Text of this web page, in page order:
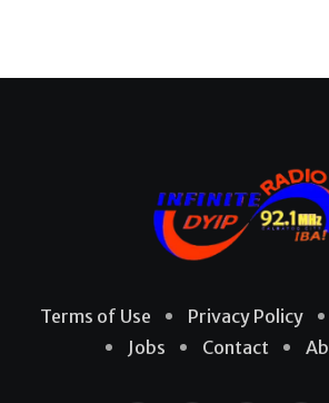
Terms of Use Privacy Policy
Jobs
Contact